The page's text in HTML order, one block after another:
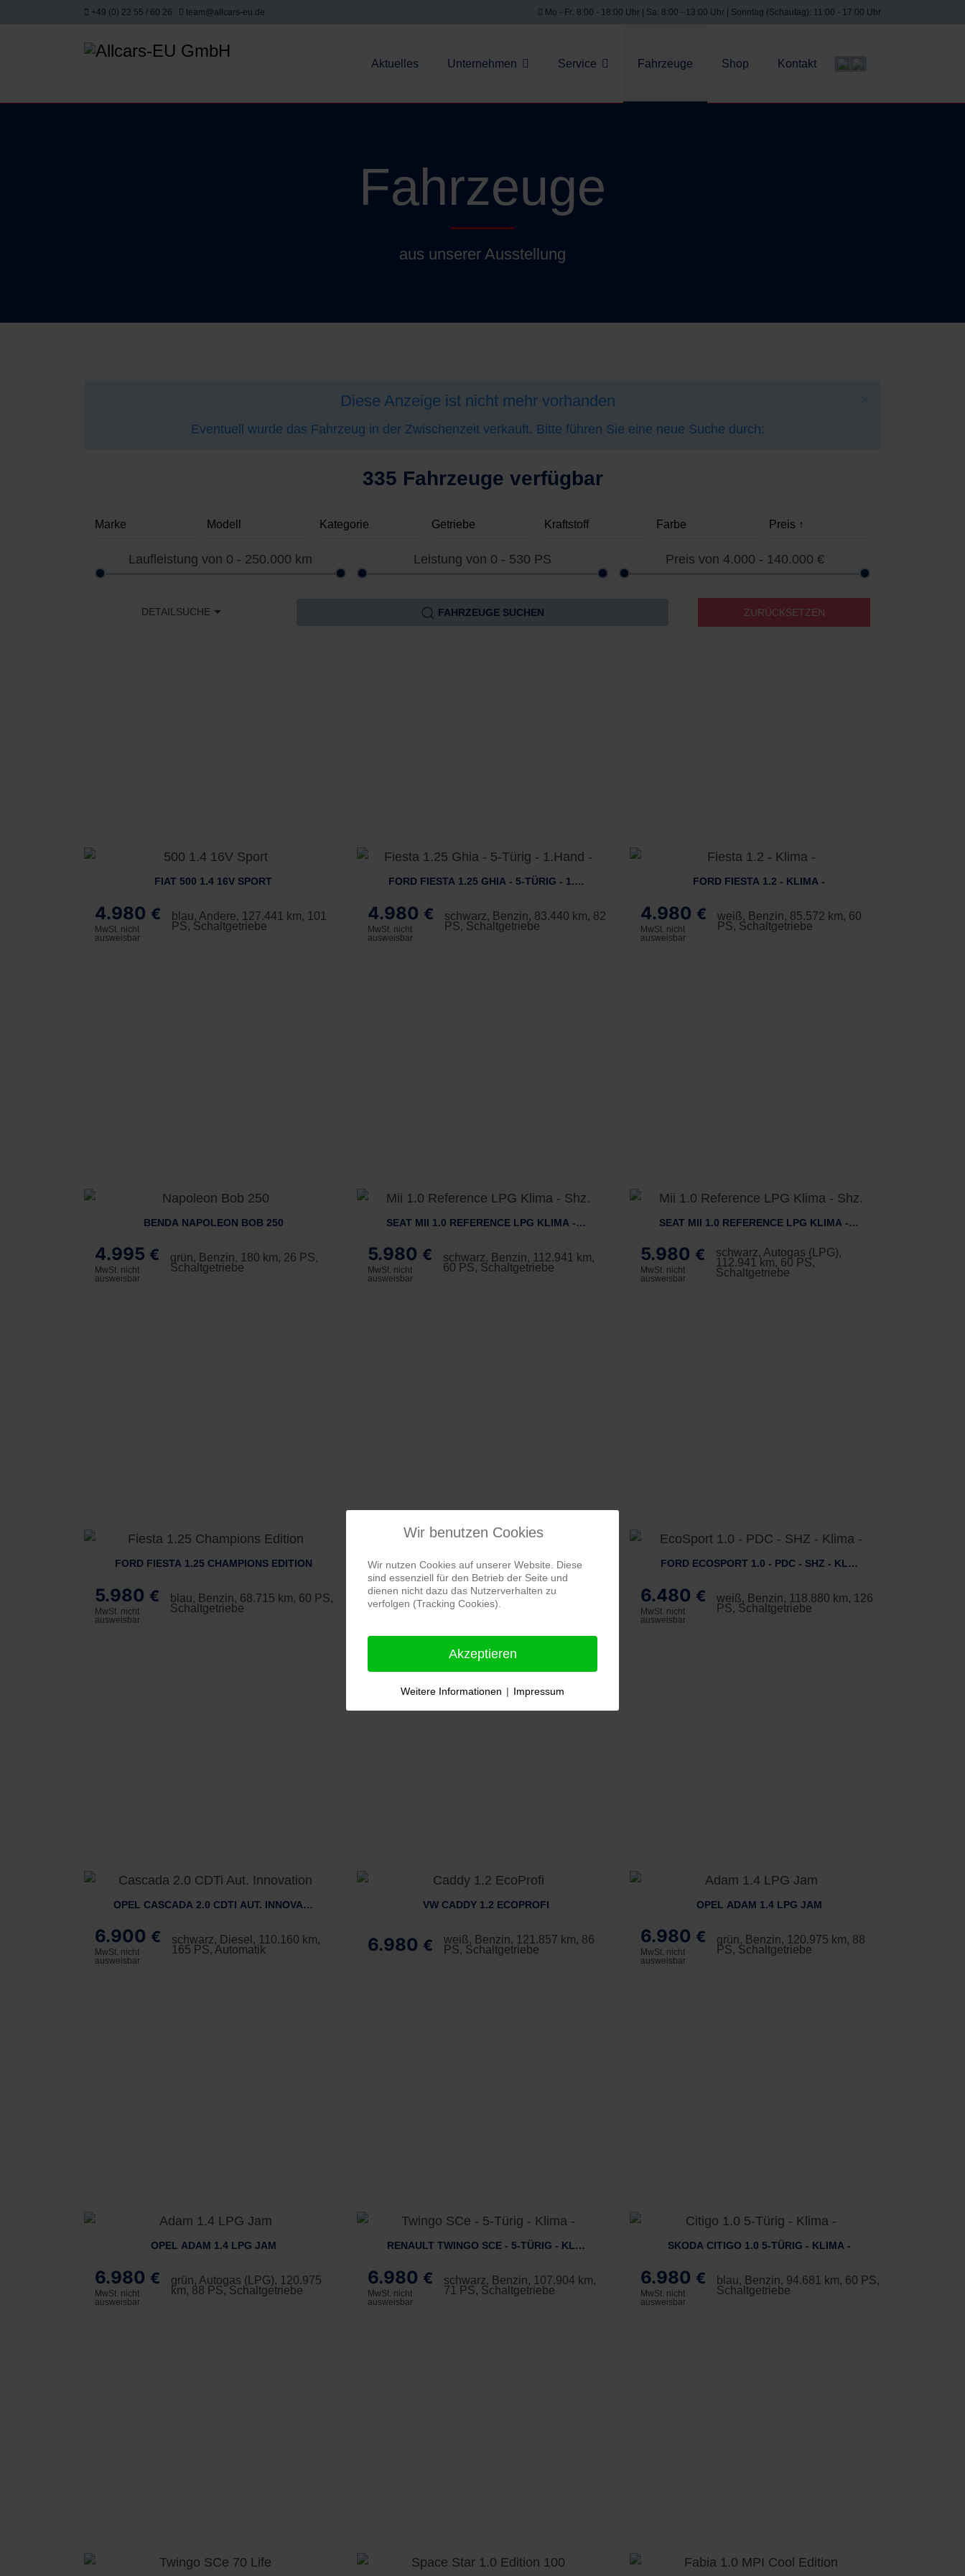
+49 (0) 22 55 / 60 26 team@allcars-eu.de Mo - Fr: 8:00 - 18:00 Uhr | Sa: 8:00 - 13:00 Uhr | Sonntag (Schautag): 11:00 - 17:00 Uhr
Aktuelles Unternehmen Service Fahrzeuge Shop Kontakt Sprache auswählen
Fahrzeuge
aus unserer Ausstellung
Diese Anzeige ist nicht mehr vorhanden
Eventuell wurde das Fahrzeug in der Zwischenzeit verkauft. Bitte führen Sie eine neue Suche durch:
335 Fahrzeuge verfügbar
Laufleistung von 0 - 250.000 km Leistung von 0 - 530 PS Preis von 4.000 - 140.000 €
DETAILSUCHE FAHRZEUGE SUCHEN ZURÜCKSETZEN
FIAT 500 1.4 16V SPORT
4.980 €
MwSt. nicht
ausweisbar
blau, Andere, 127.441 km, 101
PS, Schaltgetriebe
FORD FIESTA 1.25 GHIA - 5-TÜRIG - 1.HAND -
4.980 €
MwSt. nicht
ausweisbar
schwarz, Benzin, 83.440 km, 82
PS, Schaltgetriebe
FORD FIESTA 1.2 - KLIMA -
4.980 €
MwSt. nicht
ausweisbar
weiß, Benzin, 85.572 km, 60
PS, Schaltgetriebe
BENDA NAPOLEON BOB 250
4.995 €
MwSt. nicht
ausweisbar
grün, Benzin, 180 km, 26 PS,
Schaltgetriebe
SEAT MII 1.0 REFERENCE LPG KLIMA - SHZ.
5.980 €
MwSt. nicht
ausweisbar
schwarz, Benzin, 112.941 km,
60 PS, Schaltgetriebe
SEAT MII 1.0 REFERENCE LPG KLIMA - SHZ.
5.980 €
MwSt. nicht
ausweisbar
schwarz, Autogas (LPG),
112.941 km, 60 PS,
Schaltgetriebe
FORD FIESTA 1.25 CHAMPIONS EDITION
5.980 €
MwSt. nicht
ausweisbar
blau, Benzin, 68.715 km, 60 PS,
Schaltgetriebe
VW UP ! MOVE !
6.480€
MwSt. nicht
weiß, Benzin, 98.800 km, 60
PS, Schaltgetriebe
FORD ECOSPORT 1.0 - PDC - SHZ - KLIMA -
6.480 €
MwSt. nicht
ausweisbar
weiß, Benzin, 118.880 km, 126
PS, Schaltgetriebe
OPEL CASCADA 2.0 CDTI AUT. INNOVATION
6.900 €
MwSt. nicht
ausweisbar
schwarz, Diesel, 110.160 km,
165 PS, Automatik
VW CADDY 1.2 ECOPROFI
6.980 €
weiß, Benzin, 121.857 km, 86
PS, Schaltgetriebe
OPEL ADAM 1.4 LPG JAM
6.980 €
MwSt. nicht
ausweisbar
grün, Benzin, 120.975 km, 88
PS, Schaltgetriebe
OPEL ADAM 1.4 LPG JAM
6.980 €
MwSt. nicht
ausweisbar
grün, Autogas (LPG), 120.975
km, 88 PS, Schaltgetriebe
RENAULT TWINGO SCE - 5-TÜRIG - KLIMA -
6.980 €
MwSt. nicht
ausweisbar
schwarz, Benzin, 107.904 km,
71 PS, Schaltgetriebe
SKODA CITIGO 1.0 5-TÜRIG - KLIMA -
6.980 €
MwSt. nicht
ausweisbar
blau, Benzin, 94.681 km, 60 PS,
Schaltgetriebe
Wir benutzen Cookies
Wir nutzen Cookies auf unserer Website. Diese
sind essenziell für den Betrieb der Seite und
dienen nicht dazu das Nutzerverhalten zu
verfolgen (Tracking Cookies).
Akzeptieren
Weitere Informationen | Impressum